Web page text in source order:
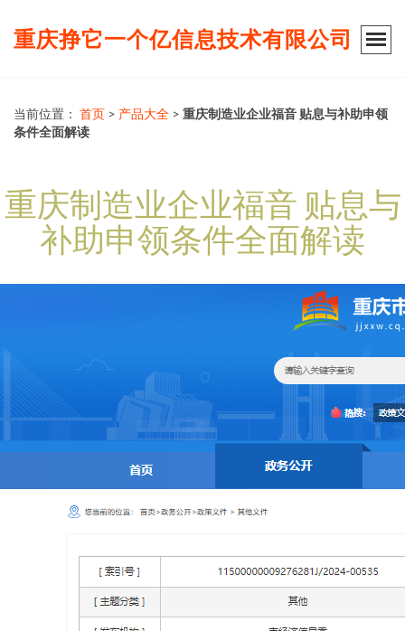
重庆挣它一个亿信息技术有限公司
当前位置： 首页 > 产品大全 > 重庆制造业企业福音 贴息与补助申领
条件全面解读
重庆制造业企业福音 贴息与
补助申领条件全面解读